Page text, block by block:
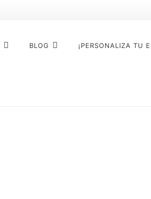
BLOG ¡PERSONALIZA TU